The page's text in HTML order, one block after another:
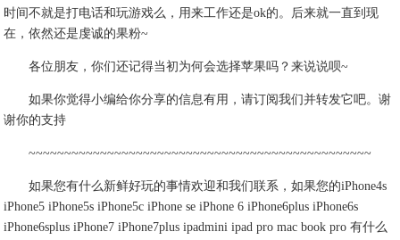
时间不就是打电话和玩游戏么，用来工作还是ok的。后来就一直到现
在，依然还是虔诚的果粉~
各位朋友，你们还记得当初为何会选择苹果吗？来说说呗~
如果你觉得小编给你分享的信息有用，请订阅我们并转发它吧。谢
谢你的支持
~~~~~~~~~~~~~~~~~~~~~~~~~~~~~~~~~~~~~~~~~~~~~~~~
如果您有什么新鲜好玩的事情欢迎和我们联系，如果您的iPhone4s
iPhone5 iPhone5s iPhone5c iPhone se iPhone 6 iPhone6plus iPhone6s
iPhone6splus iPhone7 iPhone7plus ipadmini ipad pro mac book pro 有什么